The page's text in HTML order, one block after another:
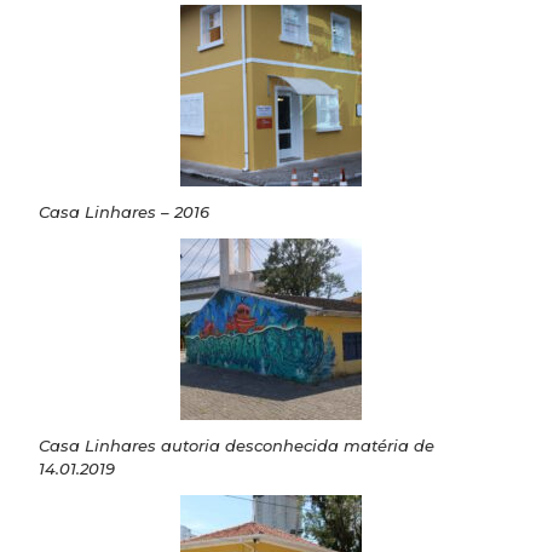
Casa Linhares – 2016
Casa Linhares autoria desconhecida matéria de
14.01.2019